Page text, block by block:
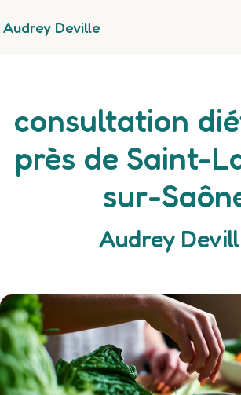
Audrey Deville
consultation
près de Saint-
sur-
Audrey